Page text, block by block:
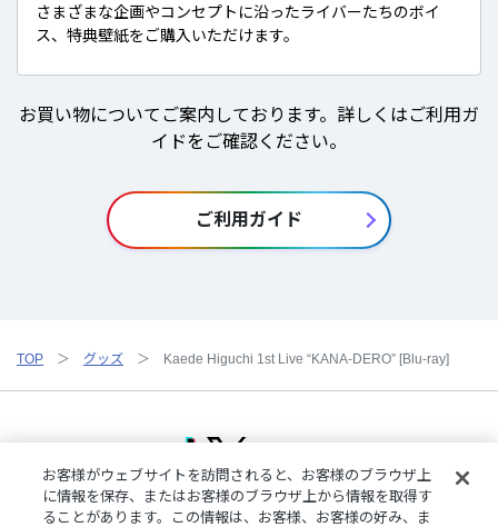
さまざまな企画やコンセプトに沿ったライバーたちのボイ
ス、特典壁紙をご購入いただけます。
お買い物についてご案内しております。詳しくはご利用ガ
イドをご確認ください。
ご利用ガイド
TOP グッズ Kaede Higuchi 1st Live “KANA-DERO” [Blu-ray]
お客様がウェブサイトを訪問されると、お客様のブラウザ上
に情報を保存、またはお客様のブラウザ上から情報を取得す
ることがあります。この情報は、お客様、お客様の好み、ま